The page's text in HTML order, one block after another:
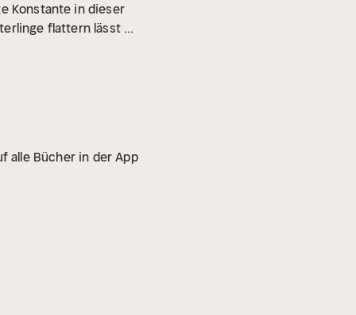
Konstante in dieser
flattern lässt ...
alle Bücher in der App